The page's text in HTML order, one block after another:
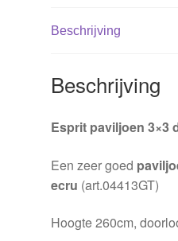
Beschrijving
Beschrijving
Esprit paviljoen 3×3
Een zeer goed
ecru (art.04413GT)
Hoogte 260cm,